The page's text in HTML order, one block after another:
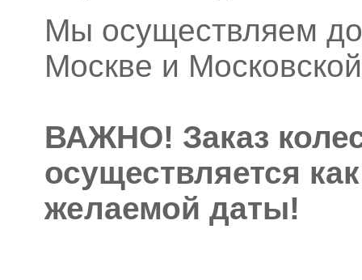
Мы осуществляем
Москве и
ВАЖНО! Заказ
осуществляется
желаемой даты!